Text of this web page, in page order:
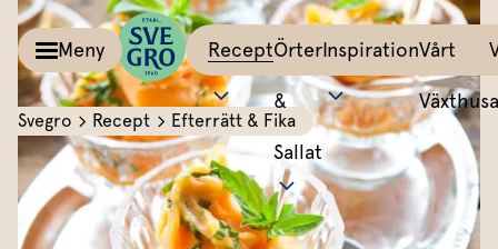
Meny
Recept
Örter &
Recept
Kalla såser & Röror
Pesto
Tillbehör
Potatis
Örter
&
Sallat
Allt om färska örter
Basilika
Salvia
Inspiration
Matinspiration
Bästa peston
Sväng
Vårt
Växthus
Svegro Recept Efterrätt & Fika